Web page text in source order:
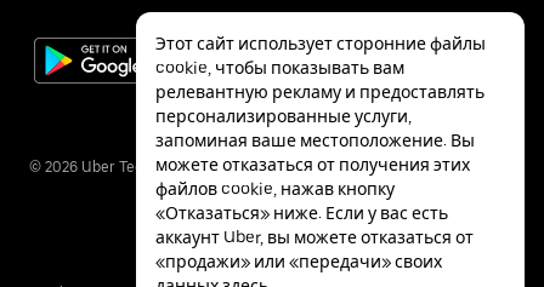
© 2026 Uber Technologies Inc.
Этот сайт использует сторонние файлы
cookie, чтобы показывать вам
релевантную рекламу и предоставлять
персонализированные услуги,
запоминая ваше местоположение. Вы
можете отказаться от получения этих
файлов cookie, нажав кнопку
«Отказаться» ниже. Если у вас есть
аккаунт Uber, вы можете отказаться от
«продажи» или «передачи» своих